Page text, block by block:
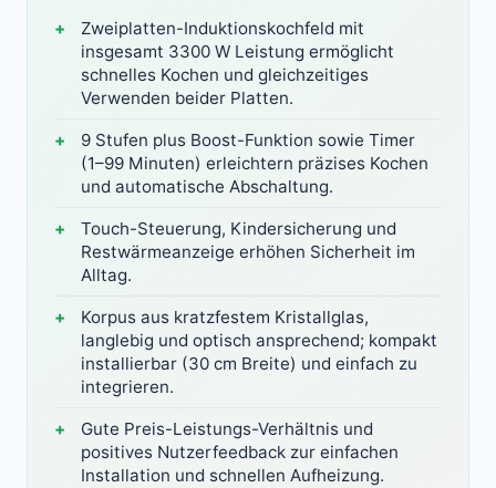
Zweiplatten-Induktionskochfeld mit
insgesamt 3300 W Leistung ermöglicht
schnelles Kochen und gleichzeitiges
Verwenden beider Platten.
9 Stufen plus Boost-Funktion sowie Timer
(1–99 Minuten) erleichtern präzises Kochen
und automatische Abschaltung.
Touch-Steuerung, Kindersicherung und
Restwärmeanzeige erhöhen Sicherheit im
Alltag.
Korpus aus kratzfestem Kristallglas,
langlebig und optisch ansprechend; kompakt
installierbar (30 cm Breite) und einfach zu
integrieren.
Gute Preis-Leistungs-Verhältnis und
positives Nutzerfeedback zur einfachen
Installation und schnellen Aufheizung.